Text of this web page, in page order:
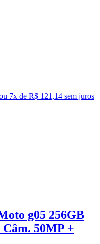
7x de R$ 121,14 sem juros
g05 256GB
50MP +